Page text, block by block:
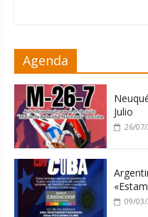
06/08/
06/
Agenda
Julio
26/
09/